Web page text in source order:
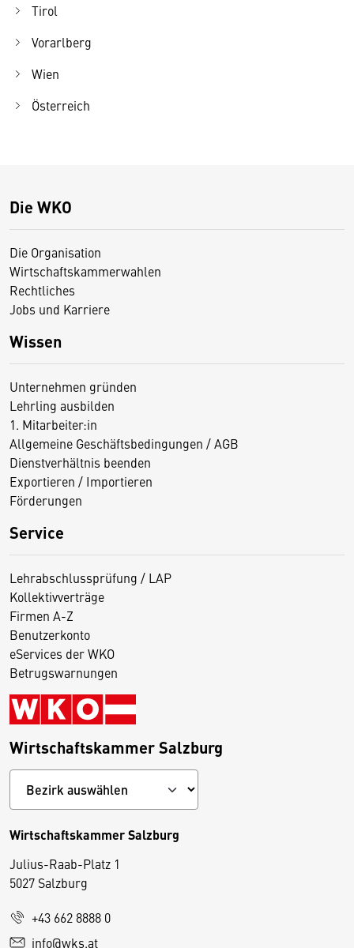
Tirol
Vorarlberg
Wien
Österreich
Die WKO
Die Organisation
Wirtschaftskammerwahlen
Rechtliches
Jobs und Karriere
Wissen
Unternehmen gründen
Lehrling ausbilden
1. Mitarbeiter:in
Allgemeine Geschäftsbedingungen / AGB
Dienstverhältnis beenden
Exportieren / Importieren
Förderungen
Service
Lehrabschlussprüfung / LAP
Kollektivverträge
Firmen A-Z
Benutzerkonto
eServices der WKO
Betrugswarnungen
Wirtschaftskammer Salzburg
Wirtschaftskammer Salzburg
Julius-Raab-Platz 1
5027 Salzburg
+43 662 8888 0
info@wks.at
D